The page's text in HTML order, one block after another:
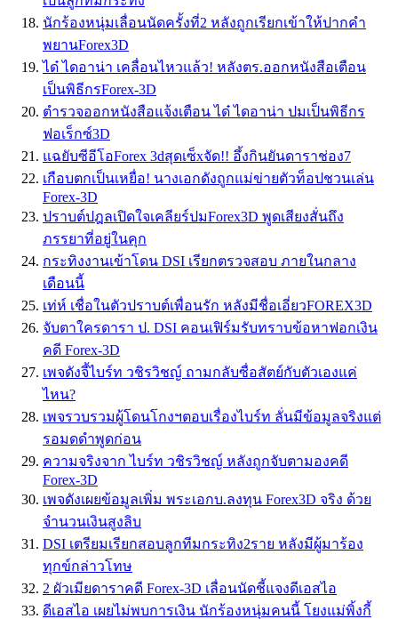
นักร้องหนุ่มเลื่อนนัดครั้งที่2 หลังถูกเรียกเข้าให้ปากคำ
พยานForex3D
ได๋ ไดอาน่า เคลื่อนไหวแล้ว! หลังตร.ออกหนังสือเตือน
เป็นพิธีกรForex-3D
ตำรวจออกหนังสือแจ้งเตือน ได๋ ไดอาน่า ปมเป็นพิธีกร
ฟอเร็กซ์3D
แฉยับซีอีโอForex 3dสุดเซ็xจัด!! อึ้งกินยันดาราช่อง7
เกือบตกเป็นเหยื่อ! นางเอกดังถูกแม่ข่ายตัวท็อปชวนเล่น
Forex-3D
ปราบต์ปฎลเปิดใจเคลียร์ปมForex3D พูดเสียงสั่นถึง
ภรรยาที่อยู่ในคุก
กระทิงงานเข้าโดน DSI เรียกตรวจสอบ ภายในกลาง
เดือนนี้
เท่ห์ เชื่อในตัวปราบต์เพื่อนรัก หลังมีชื่อเอี่ยวFOREX3D
จับตาใครดารา ป. DSI คอนเฟิร์มรับทราบข้อหาฟอกเงิน
คดี Forex-3D
เพจดังจี้ไบร์ท วชิรวิชญ์ ถามกลับซื่อสัตย์กับตัวเองแค่
ไหน?
เพจรวบรวมผู้โดนโกงฯตอบเรื่องไบร์ท ลั่นมีข้อมูลจริงแต่
รอมดดำพูดก่อน
ความจริงจาก ไบร์ท วชิรวิชญ์ หลังถูกจับตามองคดี
Forex-3D
เพจดังเผยข้อมูลเพิ่ม พระเอกบ.ลงทุน Forex3D จริง ด้วย
จำนวนเงินสูงลิบ
DSI เตรียมเรียกสอบลูกทีมกระทิง2ราย หลังมีผู้มาร้อง
ทุกข์กล่าวโทษ
2 ผัวเมียดาราคดี Forex-3D เลื่อนนัดชี้แจงดีเอสไอ
ดีเอสไอ เผยไม่พบการเงิน นักร้องหนุ่มคนนี้ โยงแม่พิ้งกี้